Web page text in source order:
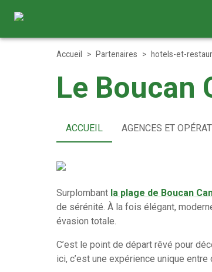
Accueil > Partenaires > hotels-et-
Le Boucan
ACCUEIL AGENCES ET
Surplombant la plage de Boucan
de sérénité. À la fois élégant,
évasion totale.
C’est le point de départ rêvé pour
ici, c’est une expérience unique